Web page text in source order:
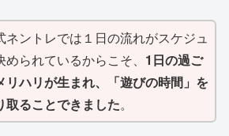
ネントレでは１日の流れがスケジュ
められているからこそ、 1日の過ご
リハリが生まれ、「遊びの時間」を
取ることできました。